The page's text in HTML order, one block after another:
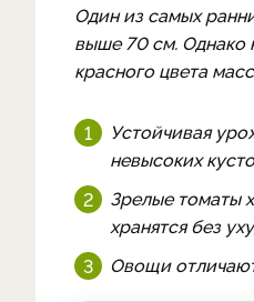
Один из самых
выше 70 см. Однако
красного цвета
Устойчивая
невысоких
Зрелые томаты
хранятся без
Овощи